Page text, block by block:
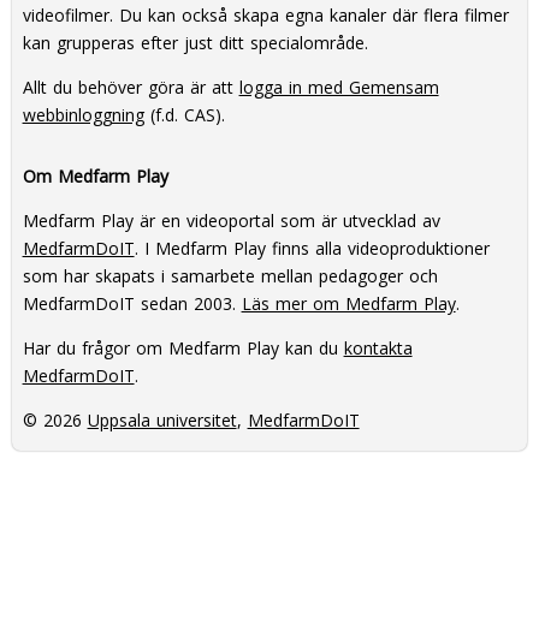
videofilmer. Du kan också skapa egna kanaler där flera filmer
kan grupperas efter just ditt specialområde.
Allt du behöver göra är att logga in med Gemensam
webbinloggning(f.d. CAS).
Om Medfarm Play
Medfarm Play är en videoportal som är utvecklad av
MedfarmDoIT. I Medfarm Play finns alla videoproduktioner
som har skapats i samarbete mellan pedagoger och
MedfarmDoIT sedan 2003. Läs mer om Medfarm Play.
Har du frågor om Medfarm Play kan du kontakta
MedfarmDoIT.
© 2026 Uppsala universitet, MedfarmDoIT